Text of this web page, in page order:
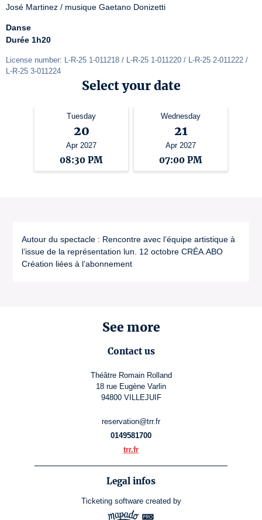
José Martinez / musique Gaetano Donizetti
Danse
Durée 1h20
License number: L-R-25 1-011218 / L-R-25 1-011220 / L-R-25 2-011222 /
L-R-25 3-011224
Select your date
Tuesday
20
Apr 2027
08:30 PM
Wednesday
21
Apr 2027
07:00 PM
Autour du spectacle : Rencontre avec l’équipe artistique à
l’issue de la représentation lun. 12 octobre CRÉA.ABO
Création liées à l’abonnement
See more
Contact us
Théâtre Romain Rolland
18 rue Eugène Varlin
94800 VILLEJUIF
reservation@trr.fr
0149581700
trr.fr
Legal infos
Ticketing software created by